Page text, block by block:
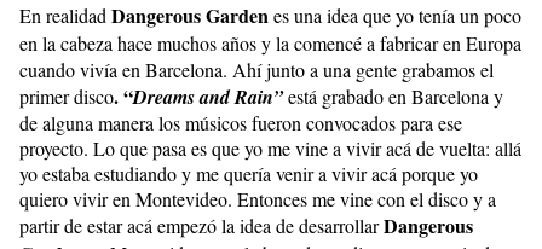
En realidadDangerous Gardenes una idea que yo tenía un poco
en la cabeza hace muchos años y la comencé a fabricaren Europa
cuando vivía en Barcelona. Ahí junto a una gente grabamos el
primer disco. “Dreams and Rain”está grabado en Barcelona y
de alguna manera los músicos fueron convocados para ese
proyecto. Lo que pasa es que yo me vine a vivir acá de vuelta: allá
yo estaba estudiando y me quería venir a vivir acá porque yo
quiero vivir en Montevideo. Entonces me vine con el disco y a
partir de estar acá empezó la idea de desarrollarDangerous